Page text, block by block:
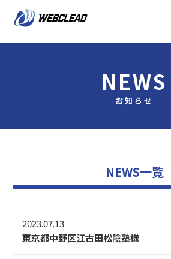
NEWS
お知らせ
NEWS一覧
2023.07.13
東京都中野区江古田松陰塾様